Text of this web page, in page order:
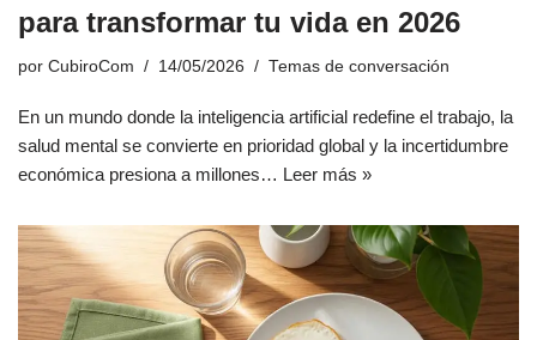
para transformar tu vida en 2026
por CubiroCom 14/05/2026 Temas de conversación
En un mundo donde la inteligencia artificial redefine el trabajo, la
salud mental se convierte en prioridad global y la incertidumbre
económica presiona a millones… Leer más »